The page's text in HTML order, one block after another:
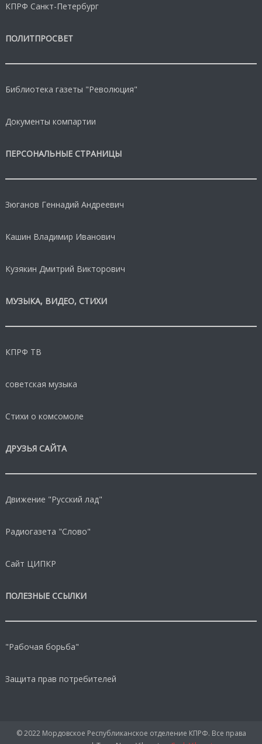
КПРФ Санкт-Петербург
ПОЛИТПРОСВЕТ
Библиотека газеты "Революция"
Документы компартии
ПЕРСОНАЛЬНЫЕ СТРАНИЦЫ
Зюганов Геннадий Андреевич
Кашин Владимир Иванович
Кузякин Дмитрий Викторович
МУЗЫКА, ВИДЕО, СТИХИ
КПРФ ТВ
советская музыка
Стихи о комсомоле
ДРУЗЬЯ САЙТА
Движение "Русский лад"
Радиогазета "Слово"
Сайт ЦИПКР
ПОЛЕЗНЫЕ ССЫЛКИ
"Рабочая борьба"
Защита прав потребителей
© 2022 Мордовское Республиканское отделение КПРФ. Все права